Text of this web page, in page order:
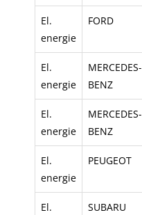
El.
energie
FORD
El.
energie
MERCEDES-
BENZ
El.
energie
MERCEDES-
BENZ
El.
energie
PEUGEOT
El.
SUBARU